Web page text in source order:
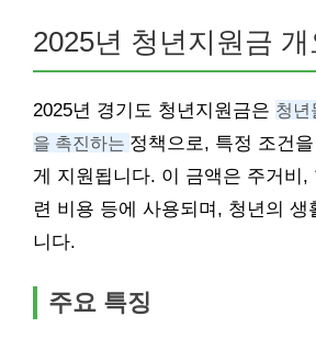
2025년 청년지원금 개
2025년 경기도 청년지원금은 청년
을 촉진하는 정책으로, 특정 조건
게 지원됩니다. 이 금액은 주거비,
련 비용 등에 사용되며, 청년의 생
니다.
주요 특징